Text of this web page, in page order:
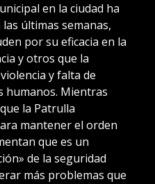
en la ciudad ha
últimas semanas,
por su eficacia en la
y otros que la
y falta de
humanos. Mientras
la Patrulla
mantener el orden
que es un
de la seguridad
más problemas que